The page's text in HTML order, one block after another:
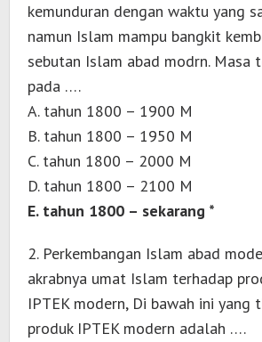
kemunduran dengan waktu yang
namun Islam mampu bangkit
sebutan Islam abad modrn. Masa
pada ….
A. tahun 1800 – 1900 M
B. tahun 1800 – 1950 M
C. tahun 1800 – 2000 M
D. tahun 1800 – 2100 M
E. tahun 1800 – sekarang *
2. Perkembangan Islam abad
akrabnya umat Islam terhadap
IPTEK modern, Di bawah ini yang
produk IPTEK modern adalah ….